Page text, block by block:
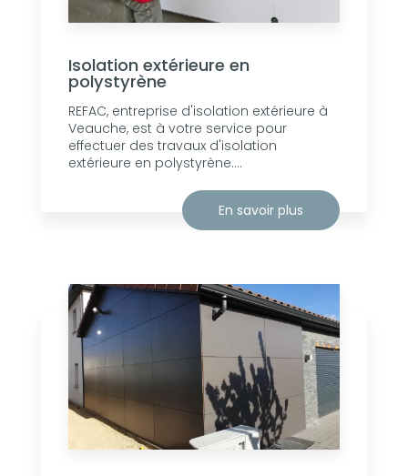
Isolation extérieure en
polystyrène
REFAC, entreprise d'isolation extérieure à
Veauche, est à votre service pour
effectuer des travaux d'isolation
extérieure en polystyrène....
En savoir plus